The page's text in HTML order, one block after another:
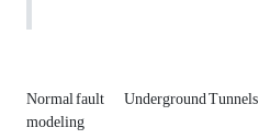
Normal fault Underground Tunnels
modeling